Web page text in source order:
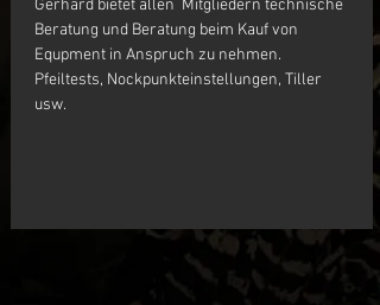
Gerhard bietet allen  Mitgliedern technische
Beratung und Beratung beim Kauf von
Equpment in Anspruch zu nehmen.
Pfeiltests, Nockpunkteinstellungen, Tiller
usw.